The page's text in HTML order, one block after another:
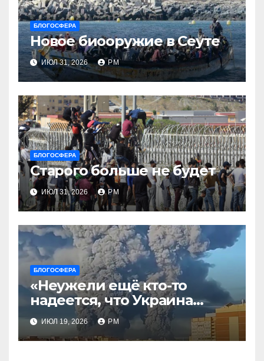
БЛОГОСФЕРА
Новое биооружие в Сеуте
ИЮЛ 31, 2026 РМ
БЛОГОСФЕРА
Старого больше не будет
ИЮЛ 31, 2026 РМ
БЛОГОСФЕРА
«Неужели ещё кто-то
надеется, что Украина
будет действовать
непоследовательно?»
ИЮЛ 19, 2026 РМ